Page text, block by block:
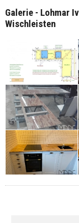
Galerie - Lohmar
Wischleisten